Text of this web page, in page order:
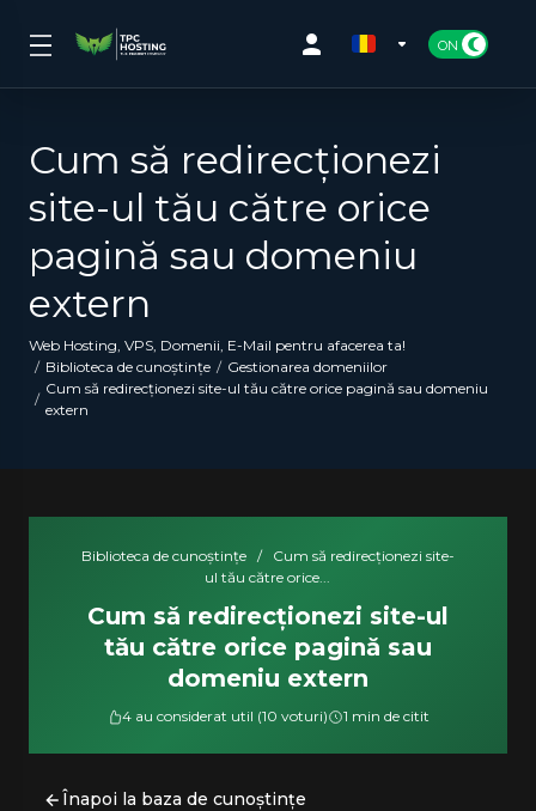
Cum să redirecționezi
site-ul tău către orice
pagină sau domeniu
extern
Web Hosting, VPS, Domenii, E-Mail pentru afacerea ta!
Biblioteca de cunoștințe
Gestionarea domeniilor
Cum să redirecționezi site-ul tău către orice pagină sau domeniu
extern
Biblioteca de cunoștințe /
Cum să redirecționezi site-
ul tău către orice...
Cum să redirecționezi site-ul
tău către orice pagină sau
domeniu extern
4 au considerat util (10 voturi) 1 min de citit
Înapoi la baza de cunoștințe